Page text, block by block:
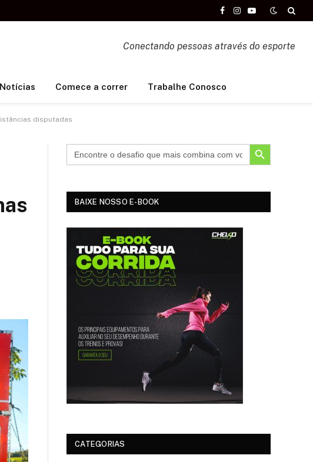
Facebook
Instagram
YouTube
Conectando pessoas através do esporte
Notícias Comece a correr Trabalhe Conosco
disputadas
SEARCH BUTTON
BAIXE NOSSO E-BOOK
CATEGORIAS